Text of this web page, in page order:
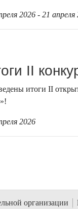
2026 - 21 апреля
II
итоги II
2026
организации